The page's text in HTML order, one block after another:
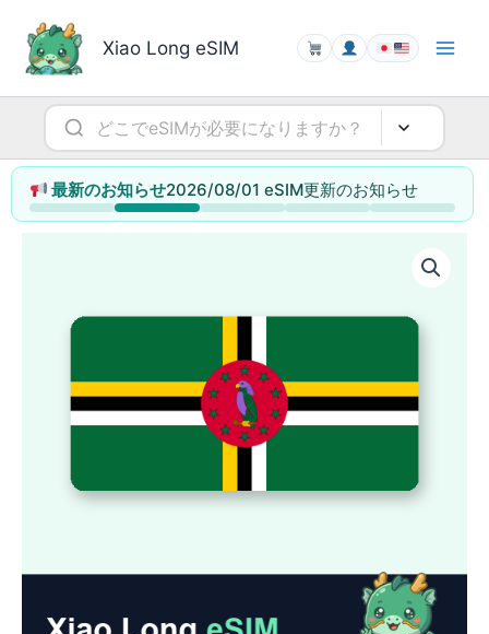
プ
Xiao Long eSIM
最新のお知らせ2026/08/01 eSIM更新のお知らせ